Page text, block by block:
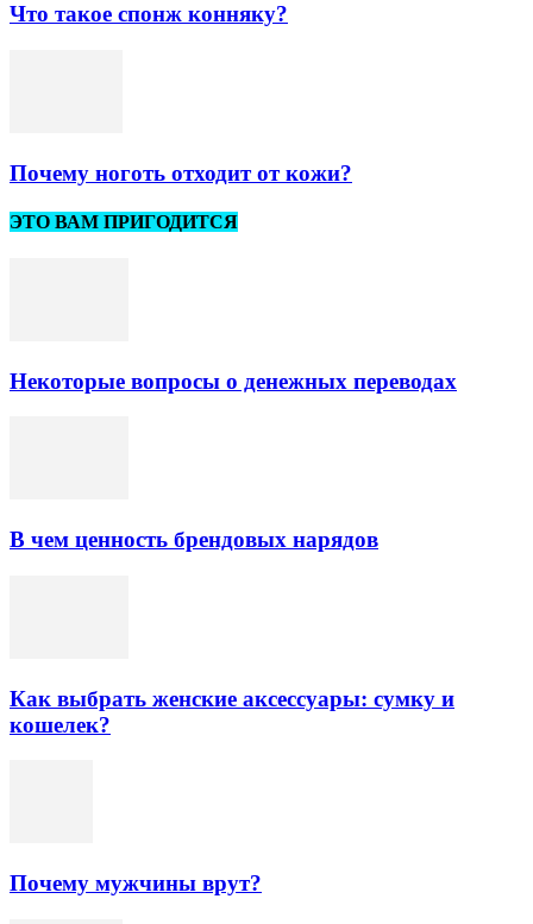
Что такое спонж конняку?
Почему ноготь отходит от кожи?
ЭТО ВАМ ПРИГОДИТСЯ
Некоторые вопросы о денежных переводах
В чем ценность брендовых нарядов
Как выбрать женские аксессуары: сумку и
кошелек?
Почему мужчины врут?